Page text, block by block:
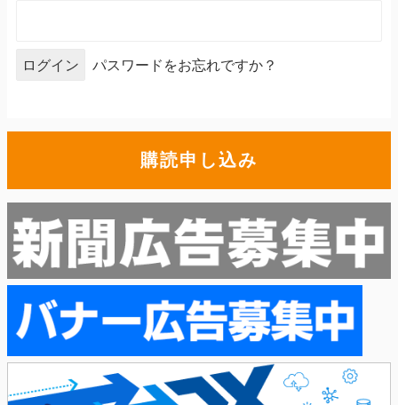
パスワードをお忘れですか？
購読申し込み